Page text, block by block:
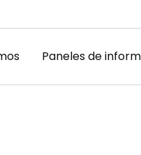
Paneles de